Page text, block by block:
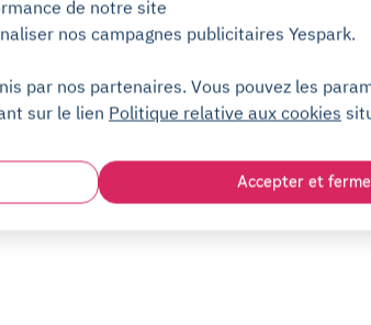
de notre site
nos campagnes publicitaires Yespark.
par nos partenaires. Vous pouvez les
sur le lien Politique relative aux cookies
Accepter et